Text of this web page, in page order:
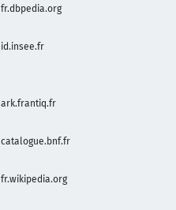
fr.dbpedia.org
id.insee.fr
ark.frantiq.fr
catalogue.bnf.fr
fr.wikipedia.org